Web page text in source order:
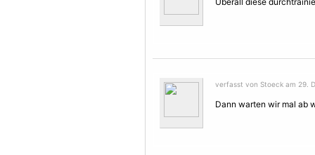
verfasst von Stoeck am 29.
Dann warten wir mal ab